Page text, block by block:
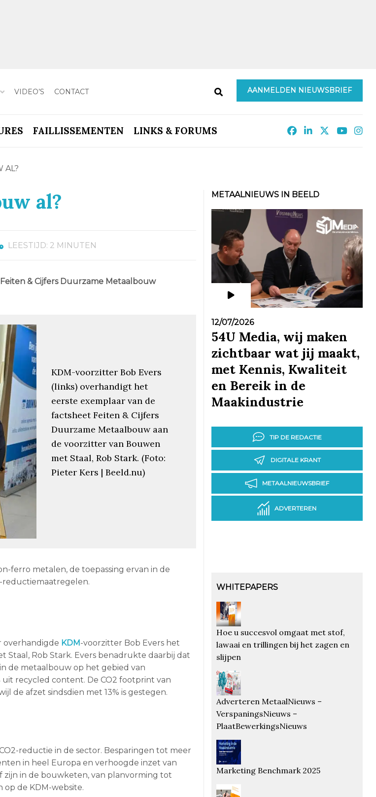
VIDEO’S CONTACT AANMELDEN NIEUWSBRIEF
FAILLISSEMENTEN LINKS & FORUMS
AL?
al?
LEESTIJD: 2 MINUTEN
& Cijfers Duurzame Metaalbouw
KDM-voorzitter Bob Evers
(links) overhandigt het
eerste exemplaar van de
factsheet Feiten & Cijfers
Duurzame Metaalbouw aan
de voorzitter van Bouwen
met Staal, Rob Stark. (Foto:
Pieter Kers | Beeld.nu)
ferro metalen, de toepassing ervan in de
reductiemaatregelen.
overhandigde KDM-voorzitter Bob Evers het
Rob Stark. Evers benadrukte daarbij dat
de metaalbouw op het gebied van
recycled content. De CO2 footprint van
de afzet sindsdien met 13% is gestegen.
reductie in de sector. Besparingen tot meer
in heel Europa en verhoogde inzet van
zijn in de bouwketen, van planvorming tot
op de KDM-website.
METAALNIEUWS IN BEELD
12/07/2026
54U Media, wij maken
zichtbaar wat jij maakt,
met Kennis, Kwaliteit
en Bereik in de
Maakindustrie
TIP DE REDACTIE
DIGITALE KRANT
METAALNIEUWSBRIEF
ADVERTEREN
WHITEPAPERS
Hoe u succesvol omgaat met stof,
lawaai en trillingen bij het zagen en
slijpen
Adverteren MetaalNieuws –
VerspaningsNieuws –
PlaatBewerkingsNieuws
Marketing Benchmark 2025